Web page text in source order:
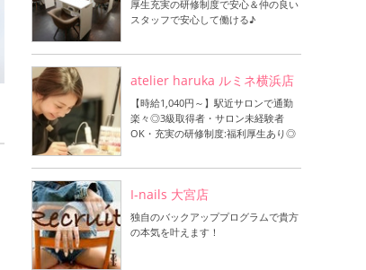
厚生充実の研修制度で安心＆仲の良い
スタッフで安心して働ける♪
atelier haruka ルミネ横浜店
【時給1,040円～】駅近サロンで通勤
楽々◎3級取得者・サロン未経験者
OK・充実の研修制度:福利厚生あり◎
I-nails 大宮店
独自のバックアッププログラムで貴方
の本気を叶えます！